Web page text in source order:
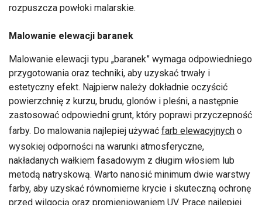
rozpuszcza powłoki malarskie.
Malowanie elewacji baranek
Malowanie elewacji typu „baranek” wymaga odpowiedniego
przygotowania oraz techniki, aby uzyskać trwały i
estetyczny efekt. Najpierw należy dokładnie oczyścić
powierzchnię z kurzu, brudu, glonów i pleśni, a następnie
zastosować odpowiedni grunt, który poprawi przyczepność
farby. Do malowania najlepiej używać farb elewacyjnych o
wysokiej odporności na warunki atmosferyczne,
nakładanych wałkiem fasadowym z długim włosiem lub
metodą natryskową. Warto nanosić minimum dwie warstwy
farby, aby uzyskać równomierne krycie i skuteczną ochronę
przed wilgocią oraz promieniowaniem UV. Prace najlepiej